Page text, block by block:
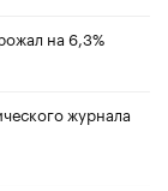
на 6,3%
журнала